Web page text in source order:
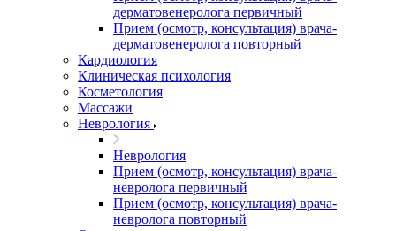
дерматовенеролога первичный
Прием (осмотр, консультация) врача-
дерматовенеролога повторный
Кардиология
Клиническая психология
Косметология
Массажи
Неврология
Неврология
Прием (осмотр, консультация) врача-
невролога первичный
Прием (осмотр, консультация) врача-
невролога повторный